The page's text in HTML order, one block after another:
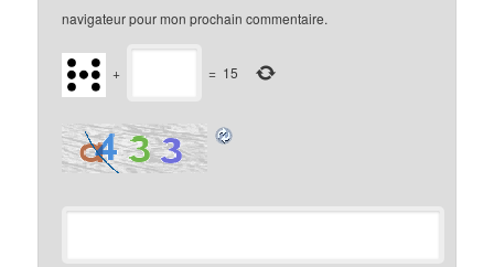
navigateur pour mon prochain commentaire.
+ = 15